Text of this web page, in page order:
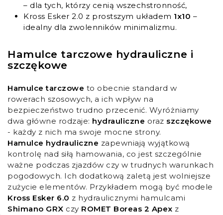
– dla tych, którzy cenią wszechstronność,
Kross Esker 2.0 z prostszym układem 1x10 –
idealny dla zwolenników minimalizmu.
Hamulce tarczowe hydrauliczne i
szczękowe
Hamulce tarczowe to obecnie standard w
rowerach szosowych, a ich wpływ na
bezpieczeństwo trudno przecenić. Wyróżniamy
dwa główne rodzaje: hydrauliczne oraz szczękowe
- każdy z nich ma swoje mocne strony.
Hamulce hydrauliczne zapewniają wyjątkową
kontrolę nad siłą hamowania, co jest szczególnie
ważne podczas zjazdów czy w trudnych warunkach
pogodowych. Ich dodatkową zaletą jest wolniejsze
zużycie elementów. Przykładem mogą być modele
Kross Esker 6.0 z hydraulicznymi hamulcami
Shimano GRX czy ROMET Boreas 2 Apex z